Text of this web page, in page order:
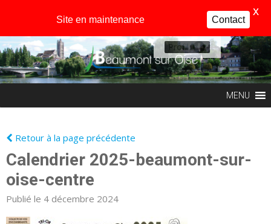
Profil
MENU
Retour à la page précédente
Calendrier 2025-beaumont-sur-
oise-centre
Publié le 4 décembre 2024
Site en maintenance Contact
X